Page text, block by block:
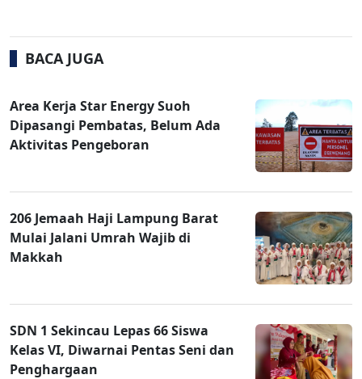
BACA JUGA
Area Kerja Star Energy Suoh
Dipasangi Pembatas, Belum Ada
Aktivitas Pengeboran
206 Jemaah Haji Lampung Barat
Mulai Jalani Umrah Wajib di
Makkah
SDN 1 Sekincau Lepas 66 Siswa
Kelas VI, Diwarnai Pentas Seni dan
Penghargaan